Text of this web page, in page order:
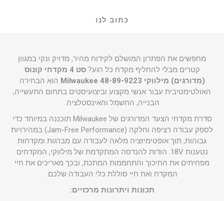
כתוב לנו
מחפשים את הפתרון המושלם לקידוח מהיר, מדויק ונקי במגוון
קטרים מבלי להחליף מקדח כל רגע?
סט 4 מקדחי קונוס
(מדורגים) מילווקי Milwaukee 48-89-9223
הוא הבחירה
האולטימטיבית עבור אנשי מקצוע וביצועיסטים בתחום התעשייה,
הבנייה, החשמל והאינסטלציה.
סדרת מקדחי הצעד המדורגים של Milwaukee תוכננה במיוחד כדי
לספק עבודה רציפה וחלקה (Jam-Free Performance) במהירויות
גבוהות, תוך אופטימיזציה מלאה לעבודה עם מברגות ומקדחות
נטענות 18V. הודות להנדסה המתקדמת של מילווקי, המקדחים
מפחיתים את החיכוך והתחממות המתכת, ובכך מאריכים את חיי
המקדח ואת חיי סוללת כלי העבודה שלכם.
תכונות ויתרונות מרכזיים: